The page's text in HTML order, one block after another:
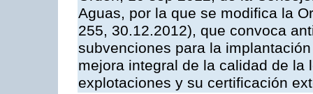
Aguas, por la que se modifica la
255, 30.12.2012), que convoca
subvenciones para la
mejora integral de la calidad de
explotaciones y su certificación